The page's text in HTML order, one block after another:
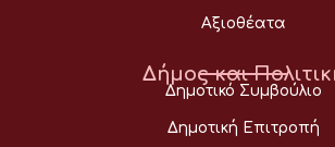
Αξιοθέατα
Δήμος και
Δημοτικό Συμβούλιο
Δημοτική Επιτροπή